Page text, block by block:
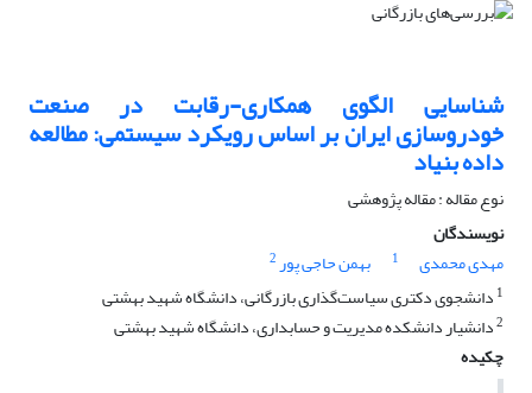
شناسایی الگوی همکاری-رقابت در صنعت
خودروسازی ایران بر اساس رویکرد سیستمی: مطالعه
داده بنیاد
نوع مقاله : مقاله پژوهشی
نویسندگان
مهدی محمدی
1 بهمن حاجی پور2
1 دانشجوی دکتری سیاست‌گذاری بازرگانی، دانشگاه شهید بهشتی
2دانشیار دانشکده مدیریت و حسابداری، دانشگاه شهید بهشتی
چکیده